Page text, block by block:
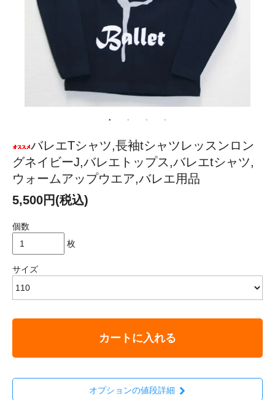
バレエTシャツ,長袖tシャツレッスンロン
グネイビーJ,バレエトップス,バレエtシャツ,
ウォームアップウエア,バレエ用品
5,500円(税込)
個数
枚
サイズ
カートに入れる
オプションの値段詳細